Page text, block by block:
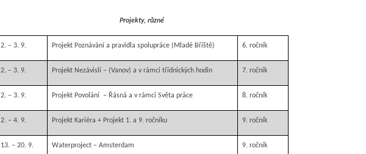
Projekty, různé
2. – 3. 9. Projekt Poznávání a pravidla spolupráce (Mladé Bříště) 6. ročník
2. – 3. 9. Projekt Nezávislí – (Vanov) a v rámci třídnických hodin 7. ročník
2. – 3. 9. Projekt Povolání – Řásná a v rámci Světa práce 8. ročník
2. – 4. 9. Projekt Kariéra + Projekt 1. a 9. ročníku 9. ročník
13. – 20. 9. Waterproject – Amsterdam 9. ročník